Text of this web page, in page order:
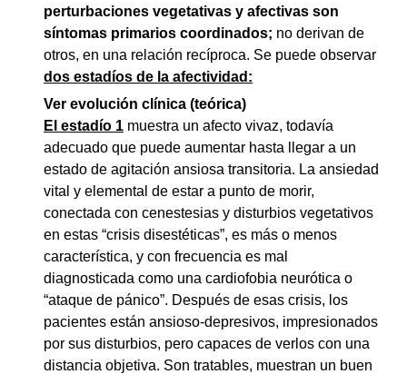
perturbaciones vegetativas y afectivas son
síntomas primarios coordinados; no derivan de
otros, en una relación recíproca. Se puede observar
dos estadíos de la afectividad:
Ver evolución clínica (teórica)
El estadío 1 muestra un afecto vivaz, todavía
adecuado que puede aumentar hasta llegar a un
estado de agitación ansiosa transitoria. La ansiedad
vital y elemental de estar a punto de morir,
conectada con cenestesias y disturbios vegetativos
en estas “crisis disestéticas”, es más o menos
característica, y con frecuencia es mal
diagnosticada como una cardiofobia neurótica o
“ataque de pánico”. Después de esas crisis, los
pacientes están ansioso-depresivos, impresionados
por sus disturbios, pero capaces de verlos con una
distancia objetiva. Son tratables, muestran un buen